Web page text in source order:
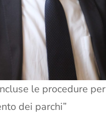
le procedure per
dei parchi”